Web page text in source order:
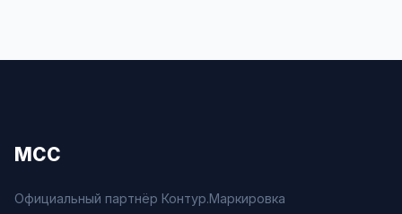
МСС
Официальный партнёр Контур.Маркировка